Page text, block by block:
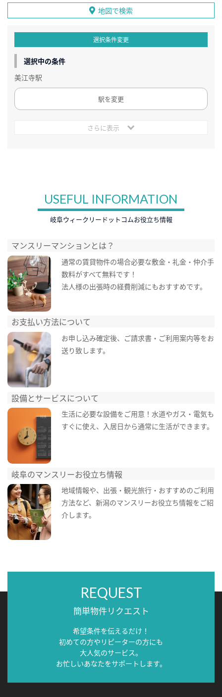
地図で検索
選択条件変更
選択中の条件
美江寺駅
駅を変更
さらに表示
USEFUL INFORMATION
岐阜ウィークリードットコムお役立ち情報
マンスリーマンションとは？
通常の賃貸物件の場合必要な敷金・礼金・仲介手
数料がすべて無料です！
法人様の出張時の経費削減にもおすすめです。
お支払い方法について
お申し込み確定後、ご請求書・ご利用案内等をお
送り致します。
設備とサービスについて
生活に必要な設備をご用意！水道やガス・電気も
すぐに使え、入居日から通常に生活ができます。
岐阜のマンスリーお役立ち情報
地域情報や、出張・観光旅行・おすすめのご利用
方法など、新潟のマンスリーお役立ち情報をご紹
介します。
REQUEST
簡単物件リクエスト
希望条件を伝えるだけ！
初めての方やリピーターの方にも
大人気のサービス。
お忙しいあなたをサポートします。